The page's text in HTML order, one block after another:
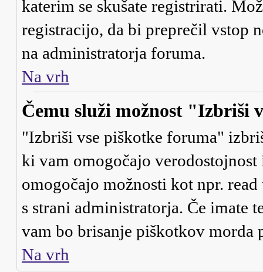
katerim se skušate registrirati.
registracijo, da bi preprečil vstop
na administratorja foruma.
Na vrh
Čemu služi možnost "Izbriši
"Izbriši vse piškotke foruma"
ki vam omogočajo
omogočajo možnosti kot npr.
s strani administratorja. Če imate
vam bo brisanje piškotkov morda
Na vrh